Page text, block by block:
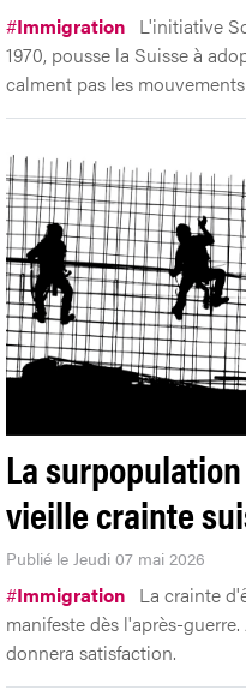
#Immigration L'initiative
1970, pousse la Suisse à
calment pas les
La
vieille crainte
Publié le Jeudi 07 mai 2026
#Immigration La crainte
manifeste dès l'après-
donnera satisfaction.